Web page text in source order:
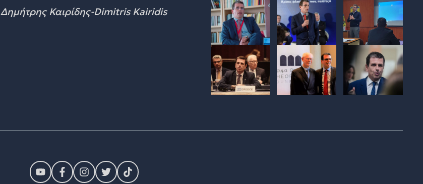
Δημήτρης Καιρίδης-Dimitris Kairidis